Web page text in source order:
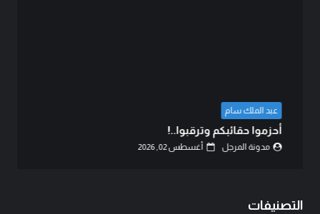
الجهوزية الشاملة والمرحلة...
مدونة المرجل
التصنيفات